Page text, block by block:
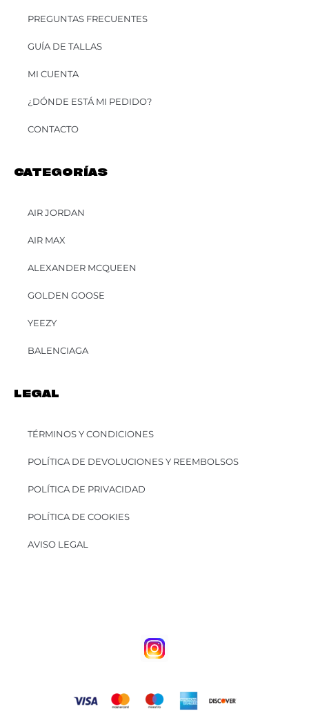
PREGUNTAS FRECUENTES
GUÍA DE TALLAS
MI CUENTA
¿DÓNDE ESTÁ MI PEDIDO?
CONTACTO
CATEGORÍAS
AIR JORDAN
AIR MAX
ALEXANDER MCQUEEN
GOLDEN GOOSE
YEEZY
BALENCIAGA
LEGAL
TÉRMINOS Y CONDICIONES
POLÍTICA DE DEVOLUCIONES Y REEMBOLSOS
POLÍTICA DE PRIVACIDAD
POLÍTICA DE COOKIES
AVISO LEGAL